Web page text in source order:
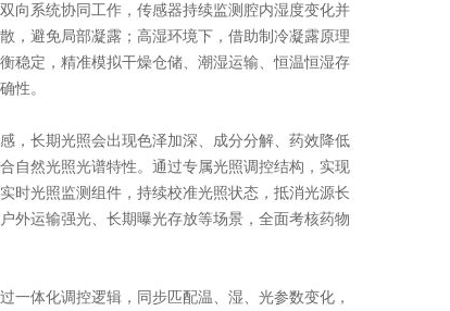
向系统协同工作，传感器持续监测腔内湿度变化并
，避免局部凝露；高湿环境下，借助制冷凝露原理
稳定，精准模拟干燥仓储、潮湿运输、恒温恒湿存
性。
长期光照会出现色泽加深、成分分解、药效降低
自然光照光谱特性。通过专属光照调控结构，实现
时光照监测组件，持续校准光照状态，抵消光源长
外运输强光、长期曝光存放等场景，全面考核药物
体化调控逻辑，同步匹配温、湿、光参数变化，